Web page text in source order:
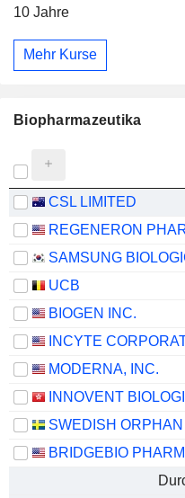
10 Jahre
Mehr Kurse
Biopharmazeutika
CSL LIMITED
UCB
BIOGEN INC.
INCYTE
MODERNA, INC.
BRIDGEBIO